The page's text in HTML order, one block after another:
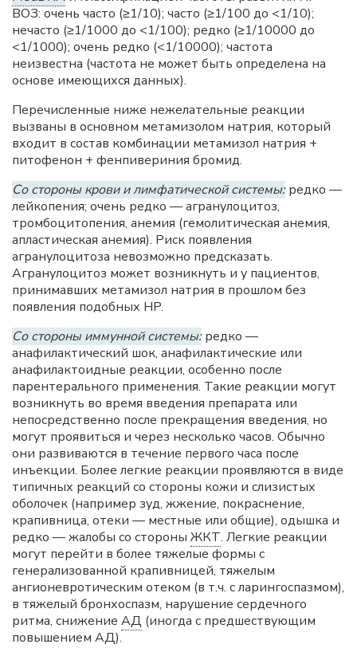
ВОЗ: очень часто (≥1/10); часто (≥1/100 до <1/10);
нечасто (≥1/1000 до <1/100); редко (≥1/10000 до
<1/1000); очень редко (<1/10000); частота
неизвестна (частота не может быть определена на
основе имеющихся данных).
Перечисленные ниже нежелательные реакции
вызваны в основном метамизолом натрия, который
входит в состав комбинации метамизол натрия +
питофенон + фенпивериния бромид.
Со стороны крови и лимфатической системы:редко —
лейкопения; очень редко — агранулоцитоз,
тромбоцитопения, анемия (гемолитическая анемия,
апластическая анемия). Риск появления
агранулоцитоза невозможно предсказать.
Агранулоцитоз может возникнуть и у пациентов,
принимавших метамизол натрия в прошлом без
появления подобных HP.
Со стороны иммунной системы:редко —
анафилактический шок, анафилактические или
анафилактоидные реакции, особенно после
парентерального применения. Такие реакции могут
возникнуть во время введения препарата или
непосредственно после прекращения введения, но
могут проявиться и через несколько часов. Обычно
они развиваются в течение первого часа после
инъекции. Более легкие реакции проявляются в виде
типичных реакций со стороны кожи и слизистых
оболочек (например зуд, жжение, покраснение,
крапивница, отеки — местные или общие), одышка и
редко — жалобы со стороны ЖКТ. Легкие реакции
могут перейти в более тяжелые формы с
генерализованной крапивницей, тяжелым
ангионевротическим отеком (в т.ч. с ларингоспазмом),
в тяжелый бронхоспазм, нарушение сердечного
ритма, снижение АД (иногда с предшествующим
повышением АД).